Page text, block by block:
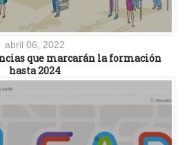
abril 06, 2022
que marcarán la formación
hasta 2024